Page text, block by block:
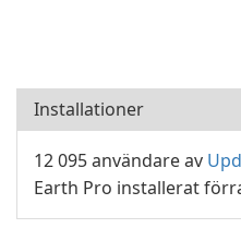
Installationer
12 095 användare av
Earth Pro installerat